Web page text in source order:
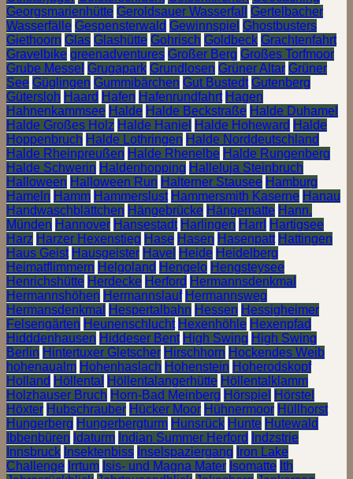
Georgsmarienhütte Geroldsauer Wasserfall
Gertelbacher
Wasserfälle Gespensterwald Gewinnspiel Ghostbusters
Giethoorn Glas Glashütte Gohrisch Goldbeck Grachtenfahrt
Gravelbike greenadventures Großer Berg Großes Torfmoor
Grube Messel Grugapark Grundlosen Grüner Altar Grüner
See Güglingen Gummibärchen Gut Bustedt Gutenberg
Gütersloh Haard Hafen Hafenrundfahrt Hagen
Hahnenkammsee Halde Halde Beckstraße Halde Duhamel
Halde Großes Holz Halde Haniel Halde Hoheward Halde
Hoppenbruch Halde Lothringen Halde Norddeutschland
Halde Rheinpreußen Halde Rhenelbe Halde Rungenberg
Halde Schwerin Haldenhopping Halleluja Steinbruch
Halloween Halloween Run Halterner Stausee Hamburg
Hameln Hamm Hammerslust Hammersmith Kaserne Hanau
Handwaschblättchen Hängebrücke Hängematte Hann.
Münden Hannover Hansestadt Harlingen Harrl Hartigsee
Harz Harzer Hexenstieg Hase Hasen Hasenpatt Hattingen
Haus Geist Hausgeister Havel Heide Heidelberg
Heimatflimmern Helgoland Hengelo Hengsteysee
Henrichshütte Herdecke Herford Hermannsdenkmal
Hermannshöhen Hermannslauf Hermannsweg
Hermansdenkmal
Hespertalbahn Hessen Hessigheimer
Felsengärten Heunenschlucht Hexenhöhle Hexenpfad
Hidddenhausen Hiddeser Bent High Swing High Swing
Berlin Hintertuxer Gletscher Hirschhorn Hockendes Weib
hohenaualm Hohenhaslach Hohenstein Hoherodskopf
Holland Höllental Höllentalangerhütte Höllentalklamm
Holzhauser Bruch Horn-Bad Meinberg Hörspiel Hörstel
Höxter Hubschrauber Hücker Moor Hühnermoor Hüllhorst
Hungerberg Hungerbergturm Hunsrück Hunte Hutewald
Ibbenbüren Idaturm Indian Summer Herford
Indzstrie
Innsbruck Insektenbiss Inselspaziergang Iron Lake
Challenge Irrtum Isis- und Magna Mater Isomatte Ith